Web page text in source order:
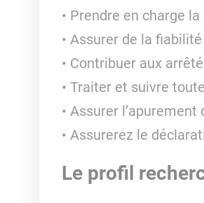
Prendre en charge
Assurer de la
Contribuer aux
Traiter et suivre
Assurer
Assurerez le
Le profil